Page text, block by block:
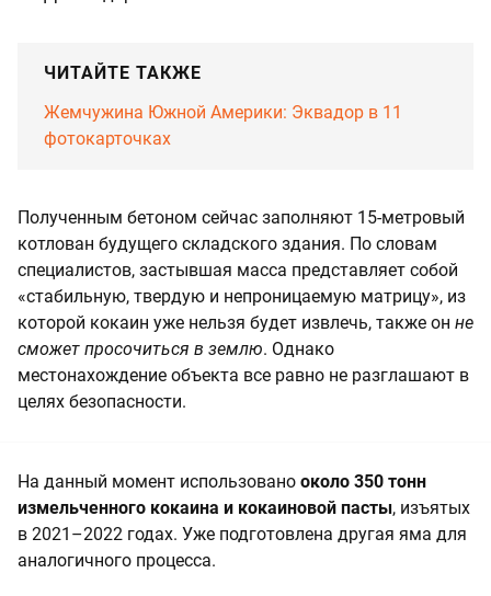
ЧИТАЙТЕ ТАКЖЕ
Жемчужина Южной Америки: Эквадор в 11
фотокарточках
Полученным бетоном сейчас заполняют 15-метровый
котлован будущего складского здания. По словам
специалистов, застывшая масса представляет собой
«стабильную, твердую и непроницаемую матрицу», из
которой кокаин уже нельзя будет извлечь, также он не
сможет просочиться в землю. Однако
местонахождение объекта все равно не разглашают в
целях безопасности.
На данный момент использовано около 350 тонн
измельченного кокаина и кокаиновой пасты, изъятых
в 2021–2022 годах. Уже подготовлена другая яма для
аналогичного процесса.